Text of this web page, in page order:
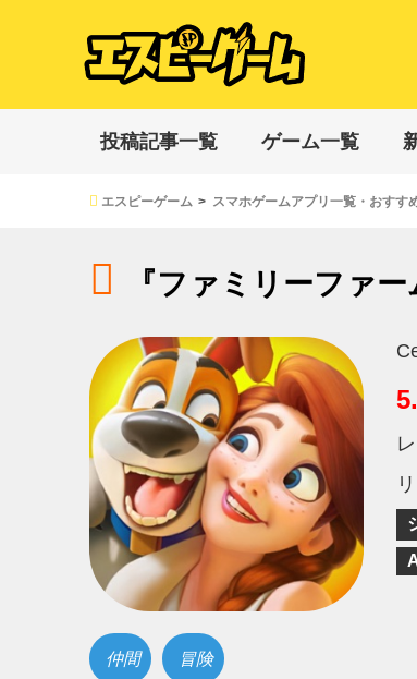
投稿記事一覧 ゲーム一覧
エスピーゲーム スマホゲームアプリ一覧・おすす
『ファミリーファー
仲間 冒険